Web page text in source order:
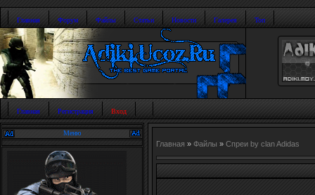
Главная Форум Файлы Статьи Новости Галерея Топ
Главная Регистрация Вход
Меню
Главная » Файлы » Спреи by clan Adidas